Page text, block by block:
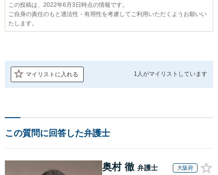
この投稿は、2022年6月3日時点の情報です。
ご自身の責任のもと適法性・有用性を考慮してご利用いただくようお願いい
たします。
マイリストに入れる 1人がマイリストしています
この質問に回答した弁護士
奥村 徹 弁護士 大阪府